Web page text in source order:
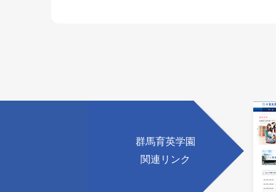
群馬育英学園
関連リンク